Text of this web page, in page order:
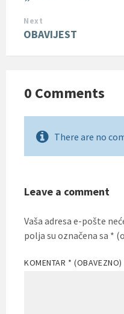
Next
OBAVIJEST
0 Comments
There are no
Leave a comment
Vaša adresa e-pošte
polja su označena sa *
KOMENTAR * (OBAVEZNO)